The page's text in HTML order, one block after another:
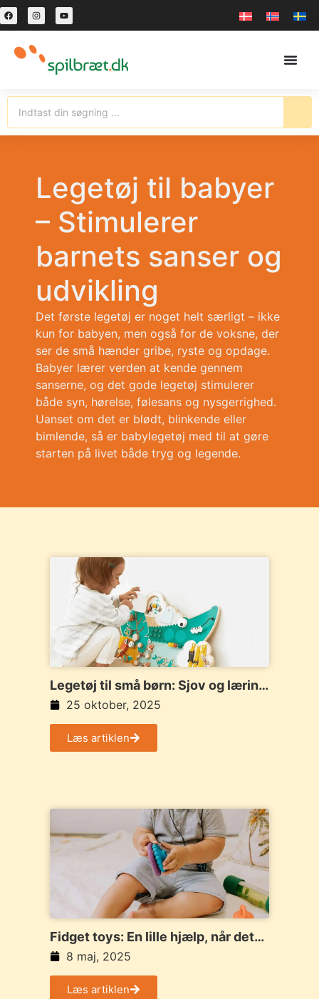
Legetøj til babyer
– Stimulerer
barnets sanser og
udvikling
Det første legetøj er noget helt særligt – ikke
kun for babyen, men også for de voksne, der
ser de små hænder gribe, ryste og opdage.
Babyer lærer verden at kende gennem
sanserne, og det gode legetøj stimulerer
både syn, hørelse, følesans og nysgerrighed.
Uanset om det er blødt, blinkende eller
bimlende, så er babylegetøj med til at gøre
starten på livet både tryg og legende.
Legetøj til små børn: Sjov og læring
i ét25 oktober, 2025
Læs artiklen
Fidget toys: En lille hjælp, når det
er svært at sidde stille
8 maj, 2025
Læs artiklen